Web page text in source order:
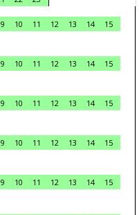
10 11 12 13 14
15
10 11 12 13 14
15
10 11 12 13 14
15
10 11 12 13 14
15
10 11 12 13 14
15